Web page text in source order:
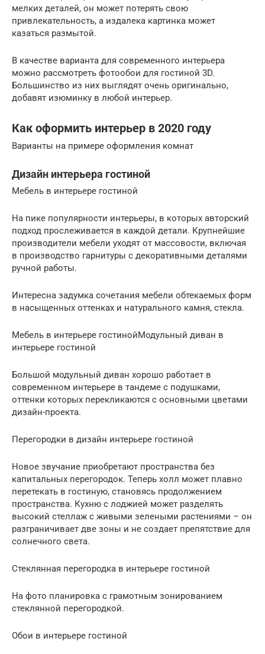
мелких деталей, он может потерять свою
привлекательность, а издалека картинка может
казаться размытой.
В качестве варианта для современного интерьера
можно рассмотреть фотообои для гостиной 3D.
Большинство из них выглядят очень оригинально,
добавят изюминку в любой интерьер.
Как оформить интерьер в 2020 году
Варианты на примере оформления комнат
Дизайн интерьера гостиной
Мебель в интерьере гостиной
На пике популярности интерьеры, в которых авторский
подход прослеживается в каждой детали. Крупнейшие
производители мебели уходят от массовости, включая
в производство гарнитуры с декоративными деталями
ручной работы.
Интересна задумка сочетания мебели обтекаемых форм
в насыщенных оттенках и натурального камня, стекла.
Мебель в интерьере гостинойМодульный диван в
интерьере гостиной
Большой модульный диван хорошо работает в
современном интерьере в тандеме с подушками,
оттенки которых перекликаются с основными цветами
дизайн-проекта.
Перегородки в дизайн интерьере гостиной
Новое звучание приобретают пространства без
капитальных перегородок. Теперь холл может плавно
перетекать в гостиную, становясь продолжением
пространства. Кухню с лоджией может разделять
высокий стеллаж с живыми зелеными растениями – он
разграничивает две зоны и не создает препятствие для
солнечного света.
Стеклянная перегородка в интерьере гостиной
На фото планировка с грамотным зонированием
стеклянной перегородкой.
Обои в интерьере гостиной